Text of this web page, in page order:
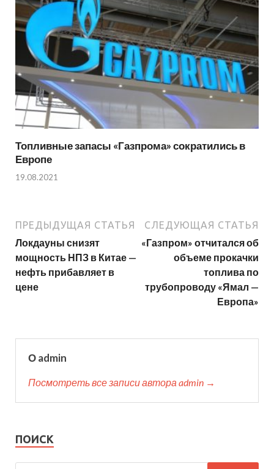
Топливные запасы «Газпрома» сократились в
Европе
19.08.2021
ПРЕДЫДУЩАЯ СТАТЬЯ
Локдауны снизят
мощность НПЗ в Китае —
нефть прибавляет в
цене
СЛЕДУЮЩАЯ СТАТЬЯ
«Газпром» отчитался об
объеме прокачки
топлива по
трубопроводу «Ямал —
Европа»
О admin
Посмотреть все записи автора admin →
ПОИСК